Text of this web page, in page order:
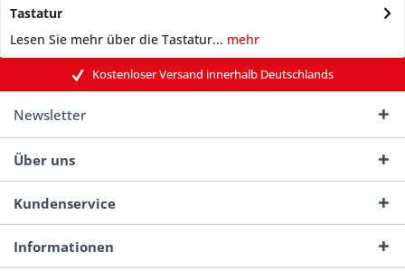
Tastatur
Lesen Sie mehr über die Tastatur... mehr
Kostenloser Versand innerhalb Deutschlands
Newsletter
Über uns
Kundenservice
Informationen